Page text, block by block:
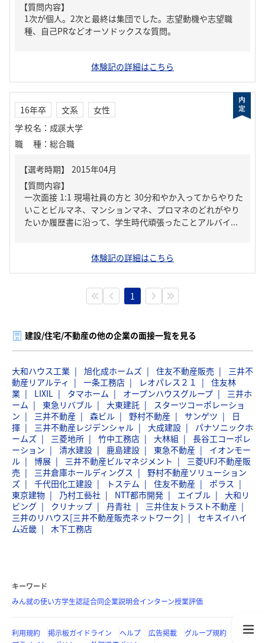
【質問内容】
1次が個人。2次と最終は集団でした。志望動機や志望職
種、自己PRなどオーソドックスな質問。
体験記の詳細はこちら
16年卒 文系
女性
学校名 ： 成蹊大学
職種 ： 総合職
【質問内容】
一次面接 1:1 現場社員の方と 30分和やか入ってからやりた
いことビルマネ、マンションマネ、プロマネのどれがやり
たいか履歴書に沿って、学生時代頑張ったことアルバイ...
体験記の詳細はこちら
1
建設/住宅/不動産の他の企業の面接一覧を見る
大和ハウス工業 旭化成ホームズ 住友不動産販売
三井不
動産リアルティ
一条工務店 レオパレス２１
住友林
業
LIXIL タマホーム オープンハウスグループ
三井ホ
ーム
東急リバブル 大東建託
スターツコーポレーショ
ン
三井不動産 森ビル 野村不動産 サンゲツ
日
揮
三井不動産レジデンシャル 大成建設
パナソニックホ
ームズ
三菱地所 竹中工務店 大林組
長谷工コーポレ
ーション
清水建設 鹿島建設 東急不動産
イオンモー
ル
博展 三井不動産ビルマネジメント
三菱UFJ不動産販
売
三井倉庫ホールディングス
野村不動産ソリューション
ズ
千代田化工建設 トステム 住友不動産
ポラス
東京建物
乃村工藝社 NTT都市開発 エイブル
大和リ
ビング
クリナップ 丹青社
三井住友トラスト不動産
三井のリハウス[三井不動産販売ネットワーク]
セキスイハイ
ム近畿
木下工務店
キーワード
みん就の使い方学生認証合同企業説明会インターン授業評価
利用規約 掲示板ガイドライン ヘルプ 広告掲載
グループ規約